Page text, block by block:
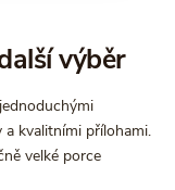
výběr
kvalitními přílohami.
velké porce